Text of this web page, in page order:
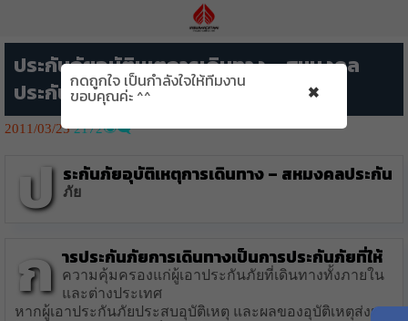
ประกันภัยอุบัติเหตุการเดินทาง – สหมงคล
ประกันภัย
2011/03/252172👁️‍🗨️
ป ระกันภัยอุบัติเหตุการเดินทาง – สหมงคลประกัน
ภัย
ก ารประกันภัยการเดินทางเป็นการประกันภัยที่ให้
ความคุ้มครองแก่ผู้เอาประกันภัยที่เดินทางทั้งภายใน
และต่างประเทศ
หากผู้เอาประกันภัยประสบอุบัติเหตุ และผลของอุบัติเหตุส่งผล
กดถูกใจ เป็นกำลังใจให้ทีมงาน
ขอบคุณค่ะ ^^ ×